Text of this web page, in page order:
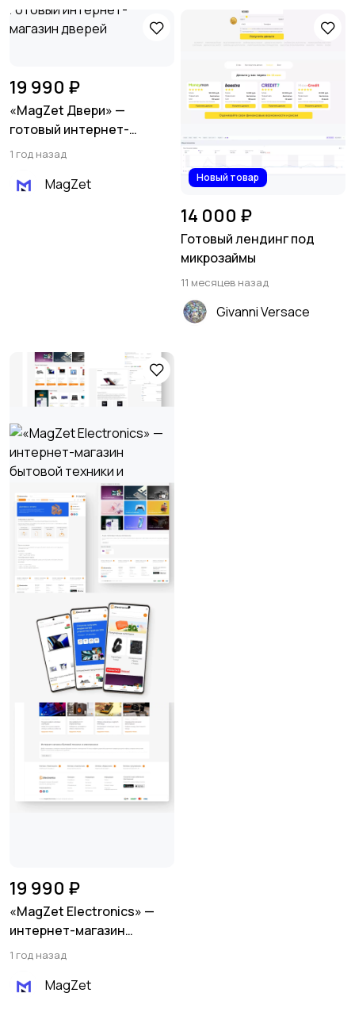
19 990 ₽
«MagZet Двери» —
готовый интернет-
магазин дверей
1 год назад
MagZet Новый товар
14 000 ₽
Готовый лендинг под
микрозаймы
11 месяцев назад
Givanni Versace
19 990 ₽
«MagZet Electronics» —
интернет-магазин
бытовой техники и
1 год назад
MagZet